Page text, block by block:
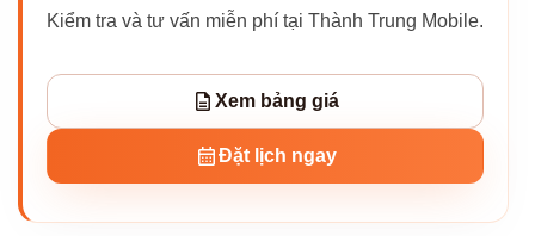
Kiểm tra và tư vấn miễn phí tại Thành Trung Mobile.
Xem bảng giá
Đặt lịch ngay